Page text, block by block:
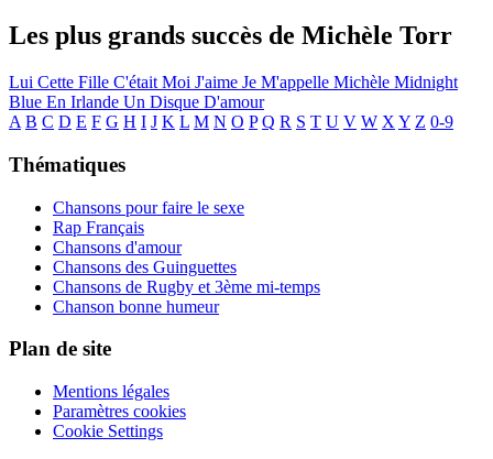
Les plus grands succès de Michèle Torr
Lui Cette Fille C'était Moi J'aime Je M'appelle Michèle Midnight
Blue En Irlande Un Disque D'amour
A B C D E F G H I J K L M N O P Q R S T U V W X Y Z 0-9
Thématiques
Chansons pour faire le sexe
Rap Français
Chansons d'amour
Chansons des Guinguettes
Chansons de Rugby et 3ème mi-temps
Chanson bonne humeur
Plan de site
Mentions légales
Paramètres cookies
Cookie Settings